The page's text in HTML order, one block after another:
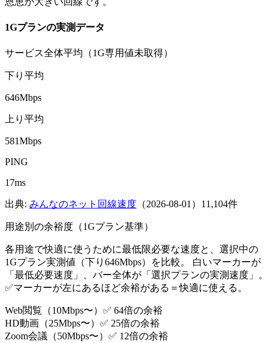
1Gプランの実測データ
サービス全体平均（1G専用値未取得）
下り平均
646Mbps
上り平均
581Mbps
PING
17ms
出典: みんなのネット回線速度 （2026-08-01 ） 11,104件
用途別の余裕度（1Gプラン基準）
各用途で快適に使うために最低限必要な速度と、選択中の
1Gプラン実測値（下り 646Mbps）を比較。 白いマーカーが
「最低必要速度」、バー全体が「選択プランの実測速度」。
✅マーカーが左にあるほど余裕がある＝快適に使える。
Web閲覧 （10Mbps〜） ✅ 64倍の余裕
HD動画 （25Mbps〜） ✅ 25倍の余裕
Zoom会議 （50Mbps〜） ✅ 12倍の余裕